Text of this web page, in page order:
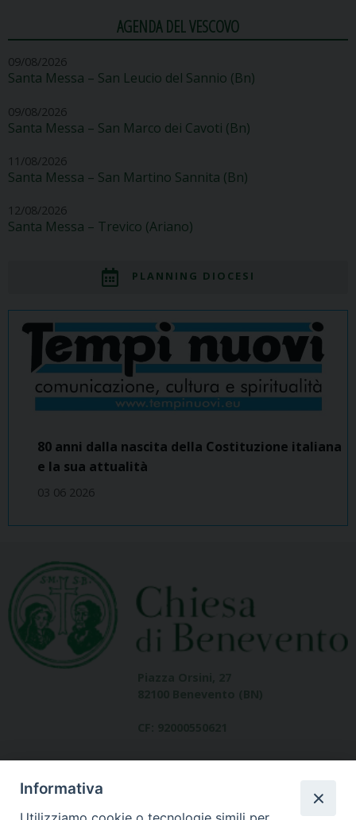
AGENDA DEL VESCOVO
09/08/2026
Santa Messa – San Leucio del Sannio (Bn)
09/08/2026
Santa Messa – San Marco dei Cavoti (Bn)
11/08/2026
Santa Messa – San Martino Sannita (Bn)
12/08/2026
Santa Messa – Trevico (Ariano)
PLANNING DIOCESI
80 anni dalla nascita della Costituzione italiana
e la sua attualità
03 06 2026
Informativa